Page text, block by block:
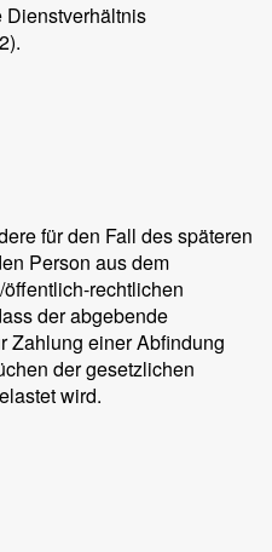
Dienstverhältnis
für den Fall des späteren
Person aus dem
rechtlichen
der abgebende
Zahlung einer Abfindung
der gesetzlichen
wird.